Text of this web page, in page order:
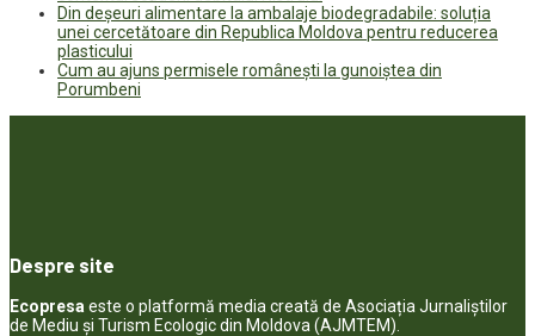
Din deșeuri alimentare la ambalaje biodegradabile: soluția
unei cercetătoare din Republica Moldova pentru reducerea
plasticului
Cum au ajuns permisele românești la gunoiștea din
Porumbeni
Despre site
Ecopresa este o platformă media creată de Asociația Jurnaliștilor
de Mediu și Turism Ecologic din Moldova (AJMTEM).